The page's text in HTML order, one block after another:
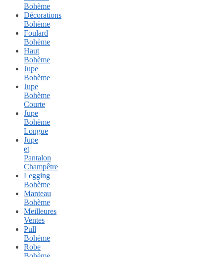
Bohème
Décorations
Bohème
Foulard
Bohème
Haut
Bohème
Jupe
Bohème
Jupe
Bohème
Courte
Jupe
Bohème
Longue
Jupe
et
Pantalon
Champêtre
Legging
Bohème
Manteau
Bohème
Meilleures
Ventes
Pull
Bohème
Robe